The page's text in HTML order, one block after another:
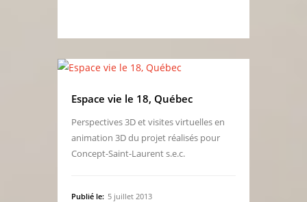
Espace vie le 18, Québec
Perspectives 3D et visites virtuelles en
animation 3D du projet réalisés pour
Concept-Saint-Laurent s.e.c.
Publié le: 5 juillet 2013